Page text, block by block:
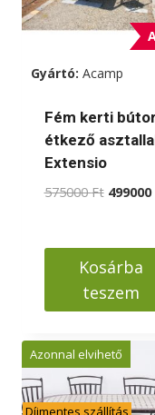
Gyártó: Acamp
Fém kerti bútor
étkező
Extensio
575000Ft Original
575000
499000
Kosárba
teszem
Azonnal elvihető
Díjmentes szállítás